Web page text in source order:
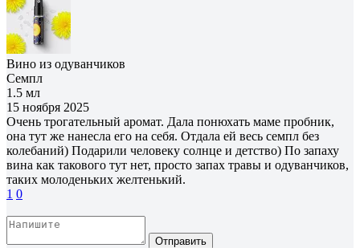
Вино из одуванчиков
Семпл
1.5 мл
15 ноября 2025
Очень трогательный аромат. Дала понюхать маме пробник,
она тут же нанесла его на себя. Отдала ей весь семпл без
колебаний) Подарили человеку солнце и детство) По запаху
вина как такового тут нет, просто запах травы и одуванчиков,
таких молоденьких желтенький.
1 0
Отправить